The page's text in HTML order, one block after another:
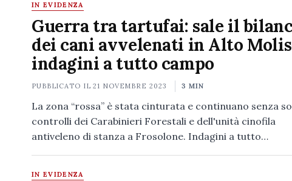
IN EVIDENZA
Guerra tra tartufai: sale il
dei cani avvelenati in Alto
indagini a tutto campo
PUBBLICATO IL21 NOVEMBRE 2023 3 MIN
La zona “rossa” è stata cinturata e continuano senza
controlli dei Carabinieri Forestali e dell'unità cinofila
antiveleno di stanza a Frosolone. Indagini a tutto…
IN EVIDENZA